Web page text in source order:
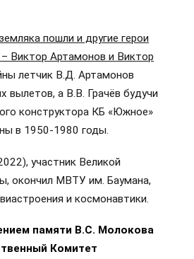
пошли и другие герои
Виктор Артамонов и Виктор
летчик В.Д. Артамонов
вылетов, а В.В. Грачёв будучи
конструктора КБ «Южное»
в 1950-1980 годы.
участник Великой
окончил МВТУ им. Баумана,
и космонавтики.
памяти В.С. Молокова
Комитет